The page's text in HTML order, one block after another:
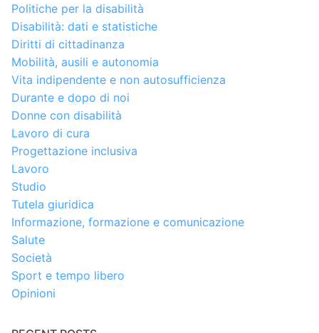
Politiche per la disabilità
Disabilità: dati e statistiche
Diritti di cittadinanza
Mobilità, ausili e autonomia
Vita indipendente e non autosufficienza
Durante e dopo di noi
Donne con disabilità
Lavoro di cura
Progettazione inclusiva
Lavoro
Studio
Tutela giuridica
Informazione, formazione e comunicazione
Salute
Società
Sport e tempo libero
Opinioni